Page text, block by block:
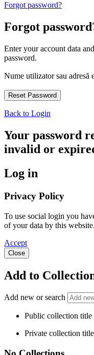
Forgot password?
Forgot
Enter your account data
password.
Nume utilizator sau adresă
Back to Login
Your password
invalid or
Log in
Privacy Policy
To use social login you
of your data by this
Accept
Close
Add to
Add new or search
Public collection title
Private collection title